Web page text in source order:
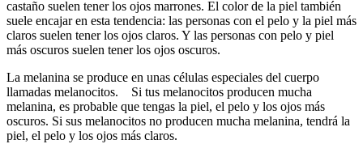
castaño suelen tener los ojos marrones. El color de la piel también
suele encajar en esta tendencia: las personas con el pelo y la piel más
claros suelen tener los ojos claros. Y las personas con pelo y piel
más oscuros suelen tener los ojos oscuros.
La melanina se produce en unas células especiales del cuerpo
llamadas melanocitos. Si tus melanocitos producen mucha
melanina, es probable que tengas la piel, el pelo y los ojos más
oscuros. Si sus melanocitos no producen mucha melanina, tendrá la
piel, el pelo y los ojos más claros.